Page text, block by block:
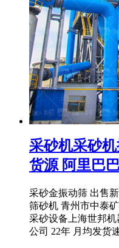
采砂机采砂
货源 阿里巴
采砂金振动筛 出售
筛砂机 青州市中泰
采砂设备上海世邦
公司 22年 月均发货